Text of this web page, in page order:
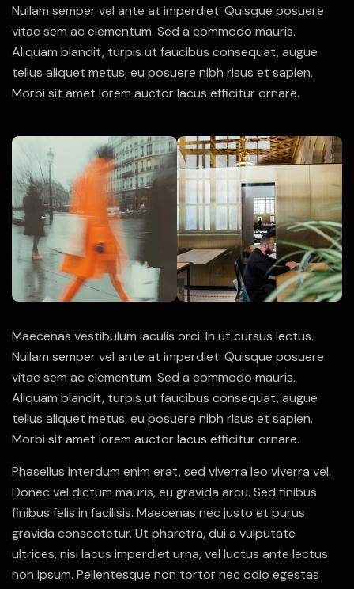
Nullam semper vel ante at imperdiet. Quisque posuere
vitae sem ac elementum. Sed a commodo mauris.
Aliquam blandit, turpis ut faucibus consequat, augue
tellus aliquet metus, eu posuere nibh risus et sapien.
Morbi sit amet lorem auctor lacus efficitur ornare.
Maecenas vestibulum iaculis orci. In ut cursus lectus.
Nullam semper vel ante at imperdiet. Quisque posuere
vitae sem ac elementum. Sed a commodo mauris.
Aliquam blandit, turpis ut faucibus consequat, augue
tellus aliquet metus, eu posuere nibh risus et sapien.
Morbi sit amet lorem auctor lacus efficitur ornare.
Phasellus interdum enim erat, sed viverra leo viverra vel.
Donec vel dictum mauris, eu gravida arcu. Sed finibus
finibus felis in facilisis. Maecenas nec justo et purus
gravida consectetur. Ut pharetra, dui a vulputate
ultrices, nisi lacus imperdiet urna, vel luctus ante lectus
non ipsum. Pellentesque non tortor nec odio egestas